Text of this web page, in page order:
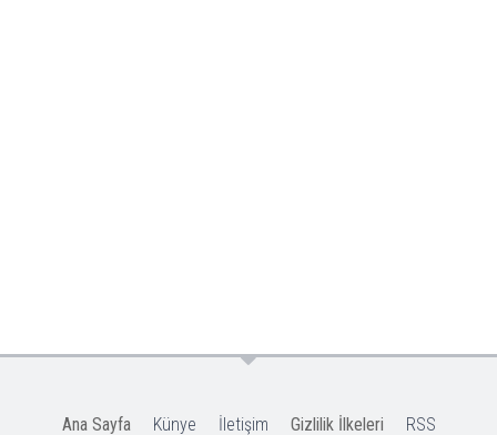
Ana Sayfa Künye İletişim Gizlilik İlkeleri RSS